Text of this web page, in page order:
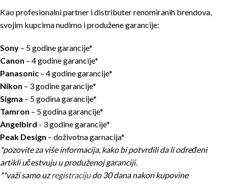
Kao profesionalni partner i distributer renomiranih brendova,
svojim kupcima nudimo i produžene garancije:
Sony – 5 godine garancije*
Canon – 4 godine garancije*
Panasonic – 4 godine garancije*
Nikon – 3 godine garancije*
Sigma – 5 godina garancije*
Tamron – 5 godina garancije*
Angelbird - 3 godine garancije*
Peak Design – doživotna garnacija*
*pozovite za više informacija, kako bi potvrdili da li određeni
artikli učestvuju u produženoj garanciji.
**važi samo uzregistracijudo 30 dana nakon kupovine